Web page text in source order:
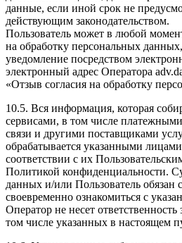
данные, если иной срок не
действующим законодательством.
Пользователь может в любой
на обработку персональных
уведомление посредством
электронный адрес Оператора
«Отзыв согласия на обработку
10.5. Вся информация, которая
сервисами, в том числе
связи и другими поставщиками
обрабатывается указанными
соответствии с их
Политикой конфиденциальности.
данных и/или Пользователь обязан
своевременно ознакомиться с
Оператор не несет ответственность
том числе указанных в настоящем